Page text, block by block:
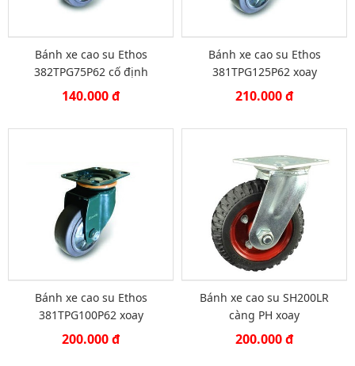
Bánh xe cao su Ethos
382TPG75P62 cố định
140.000 đ
Bánh xe cao su Ethos
381TPG125P62 xoay
210.000 đ
Bánh xe cao su Ethos
381TPG100P62 xoay
200.000 đ
Bánh xe cao su SH200LR
càng PH xoay
200.000 đ